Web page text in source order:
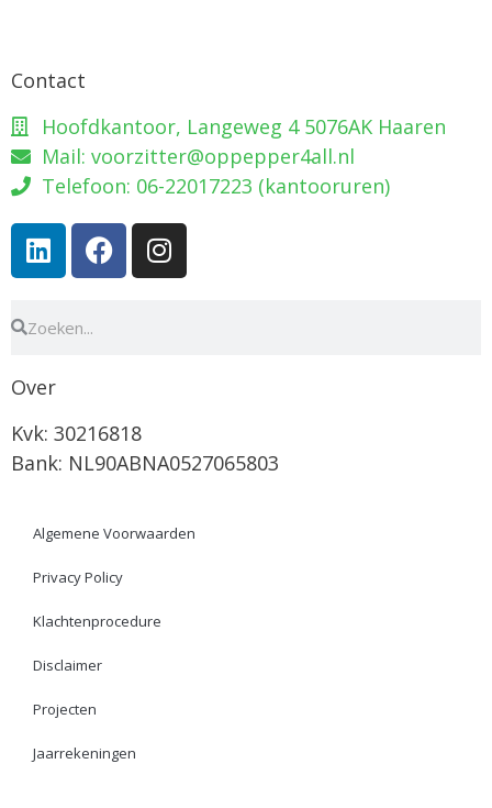
Contact
Hoofdkantoor, Langeweg 4 5076AK Haaren
Mail: voorzitter@oppepper4all.nl
Telefoon: 06-22017223 (kantooruren)
Over
Kvk: 30216818
Bank: NL90ABNA0527065803
Algemene Voorwaarden
Privacy Policy
Klachtenprocedure
Disclaimer
Projecten
Jaarrekeningen